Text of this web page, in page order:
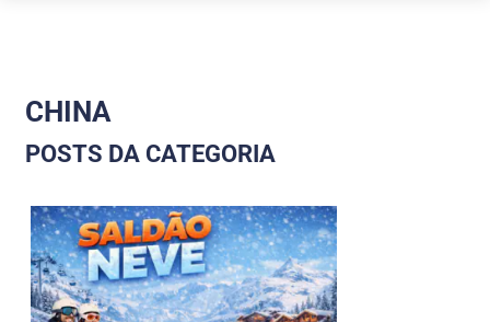
CHINA
POSTS DA CATEGORIA